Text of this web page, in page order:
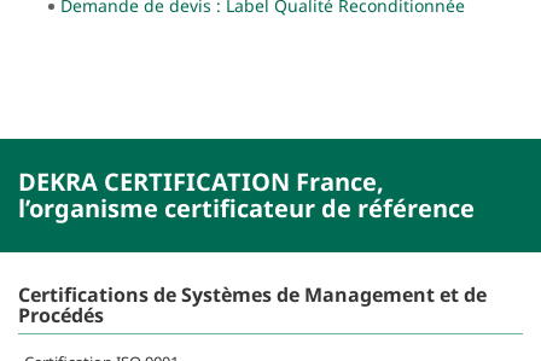
Demande de devis : Label Qualité Reconditionnée
DEKRA CERTIFICATION France,
l’organisme certificateur de référence
Certifications de Systèmes de Management et de
Procédés